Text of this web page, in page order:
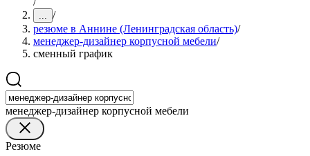
... /
резюме в Аннине (Ленинградская область)/
менеджер-дизайнер корпусной мебели/
сменный график
менеджер-дизайнер корпусной мебели
Резюме